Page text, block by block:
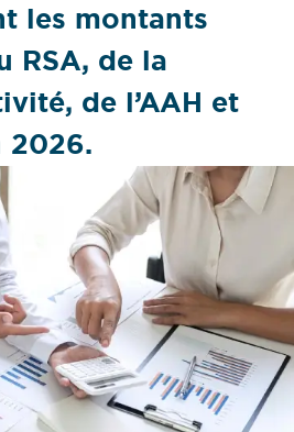
les montants
RSA, de la
de l’AAH et
2026.